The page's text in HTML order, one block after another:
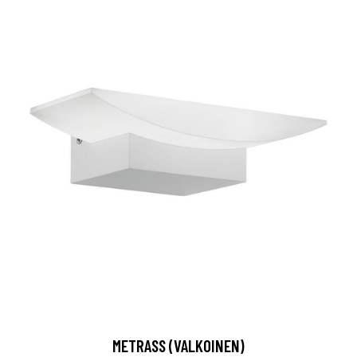
METRASS (VALKOINEN)